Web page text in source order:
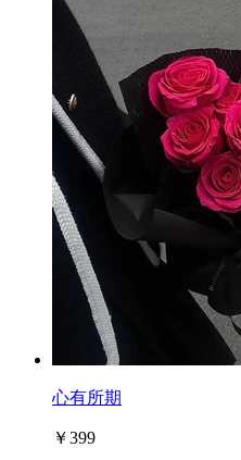
心有所期
￥399